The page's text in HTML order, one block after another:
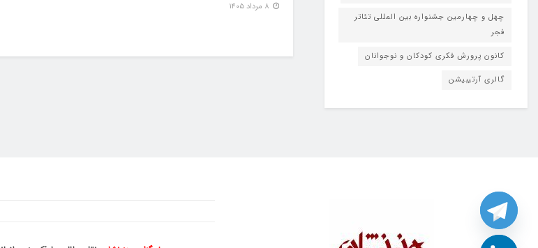
چهل و چهارمین جشنواره بین المللی تئاتر
فجر
کانون پرورش فکری کودکان و نوجوانان
گالری آرتیبیشن